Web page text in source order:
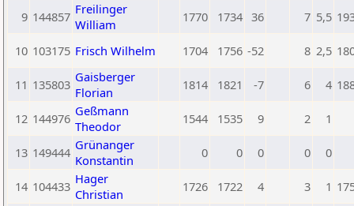
9 144857 Freilinger
William
1770 1734 36 7 5,5
10 103175 Frisch Wilhelm 1704 1756 -52 8 2,5
11 135803 Gaisberger
Florian
1814 1821 -7 6 4
12 144976 Geßmann
Theodor
1544 1535 9 2 1
13 149444 Grünanger
Konstantin
0 0 0 0 0
14 104433 Hager
Christian
1726 1722 4 3 1